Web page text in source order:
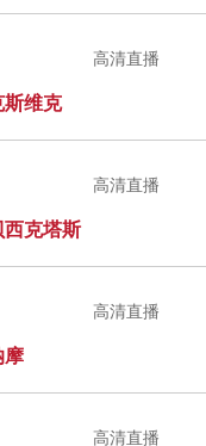
斯维克
高清直播
西克塔斯
高清直播
摩
高清直播
高清直播